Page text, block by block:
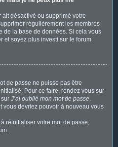
ait désactivé ou supprimé votre
régulièrement les membres
de la base de données. Si cela vous
et soyez plus investi sur le forum.
de passe ne puisse pas être
Pour ce faire, rendez vous sur
J’ai oublié mon mot de passe.
vous devriez pouvoir à nouveau vous
réinitialiser votre mot de passe,